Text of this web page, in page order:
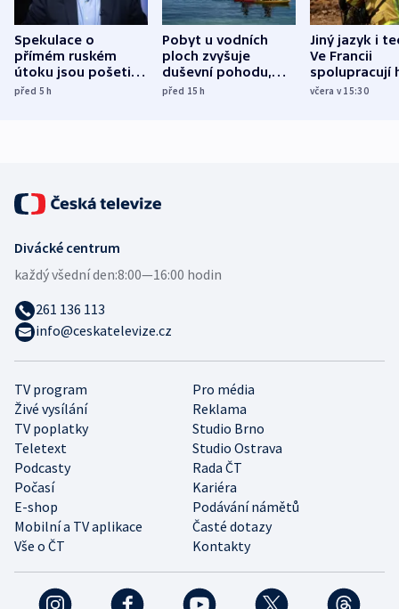
Spekulace o
přímém ruském
útoku jsou pošetilé,
míní estonský
před 5h
Pobyt u vodních
ploch zvyšuje
duševní pohodu,
ukázala
před 15h
Jiný jazyk i
Ve Francii
spolupracují
různých zemí
včera v 15:30
TV program
Pro média
Živé vysílání
Reklama
TV poplatky
Studio Brno
Teletext
Studio Ostrava
Podcasty
Rada ČT
Počasí
Kariéra
E-shop
Podávání námětů
Mobilní a TV aplikace
Časté dotazy
Vše o ČT
Kontakty
Divácké centrum
každý všední den:8:00—16:00 hodin
261 136 113
info@ceskatelevize.cz